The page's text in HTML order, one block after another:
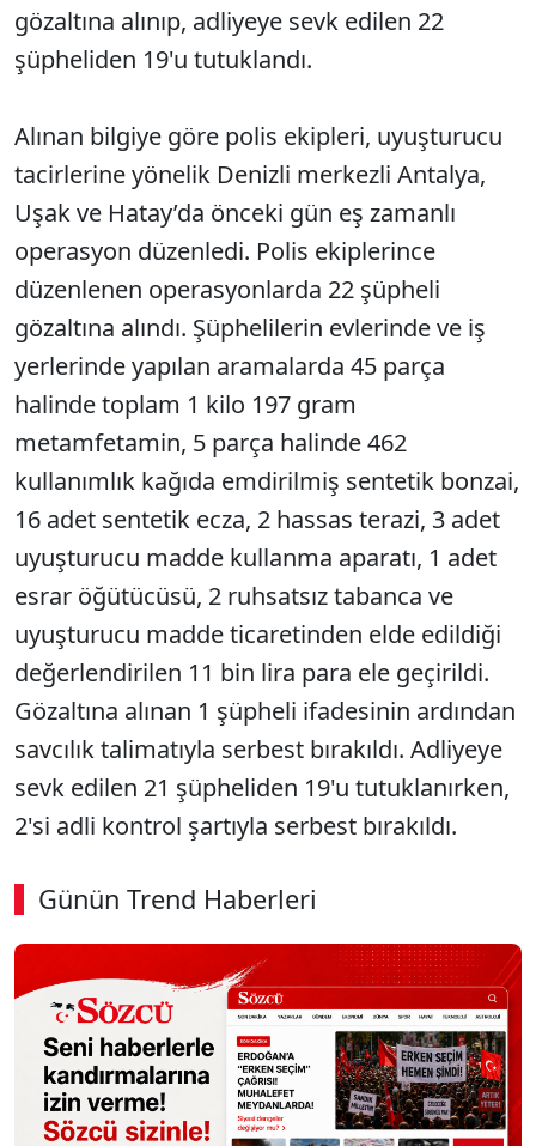
gözaltına alınıp, adliyeye sevk edilen 22
şüpheliden 19'u tutuklandı.
Alınan bilgiye göre polis ekipleri, uyuşturucu
tacirlerine yönelik Denizli merkezli Antalya,
Uşak ve Hatay’da önceki gün eş zamanlı
operasyon düzenledi. Polis ekiplerince
düzenlenen operasyonlarda 22 şüpheli
gözaltına alındı. Şüphelilerin evlerinde ve iş
yerlerinde yapılan aramalarda 45 parça
halinde toplam 1 kilo 197 gram
metamfetamin, 5 parça halinde 462
kullanımlık kağıda emdirilmiş sentetik bonzai,
16 adet sentetik ecza, 2 hassas terazi, 3 adet
uyuşturucu madde kullanma aparatı, 1 adet
esrar öğütücüsü, 2 ruhsatsız tabanca ve
uyuşturucu madde ticaretinden elde edildiği
değerlendirilen 11 bin lira para ele geçirildi.
Gözaltına alınan 1 şüpheli ifadesinin ardından
savcılık talimatıyla serbest bırakıldı. Adliyeye
sevk edilen 21 şüpheliden 19'u tutuklanırken,
2'si adli kontrol şartıyla serbest bırakıldı.
Günün Trend Haberleri